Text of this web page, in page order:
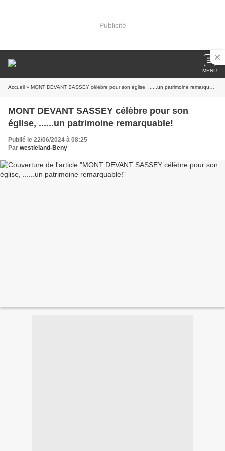
Publicité
MENU
Accueil » MONT DEVANT SASSEY célèbre pour son église, ......un patrimoine remarquable!
MONT DEVANT SASSEY célèbre pour son
église, ......un patrimoine remarquable!
Publié le 22/06/2024 à 08:25
Par westieland-Beny